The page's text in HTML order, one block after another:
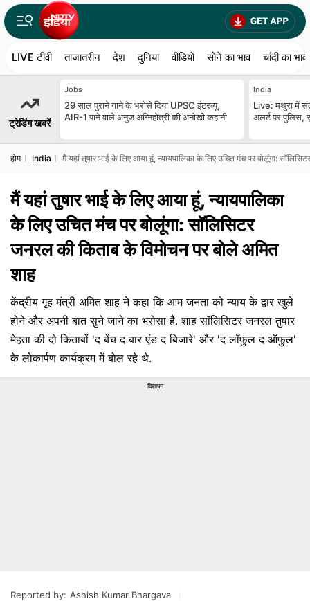
LIVE टीवी ताजातरीन देश दुनिया वीडियो सोने का भाव चांदी का भाव
ट्रेडिंग खबरें
Jobs
29 साल पुराने गाने के भरोसे दिया UPSC इंटरव्यू,
AIR-1 पाने वाले अनुज अग्निहोत्री की अनोखी कहानी
India
Live: मथुरा में
अलर्ट पर पुलिस,
होम India मैं यहां तुषार भाई के लिए आया हूं, न्यायपालिका के लिए उचित मंच पर बोलूंगा:
मैं यहां तुषार भाई के लिए आया हूं, न्यायपालिका
के लिए उचित मंच पर बोलूंगा: सॉलिसिटर
जनरल की किताब के विमोचन पर बोले अमित
शाह
केंद्रीय गृह मंत्री अमित शाह ने कहा कि ⁠आम जनता को न्याय के द्वार खुले
होने और अपनी बात सुने जाने का भरोसा है. शाह सॉलिसिटर जनरल तुषार
मेहता की दो किताबों 'द बेंच द बार एंड द बिजारे' और 'द लॉफुल द ऑफुल'
के लोकार्पण कार्यक्रम में बोल रहे थे.
विज्ञापन
Reported by: Ashish Kumar Bhargava